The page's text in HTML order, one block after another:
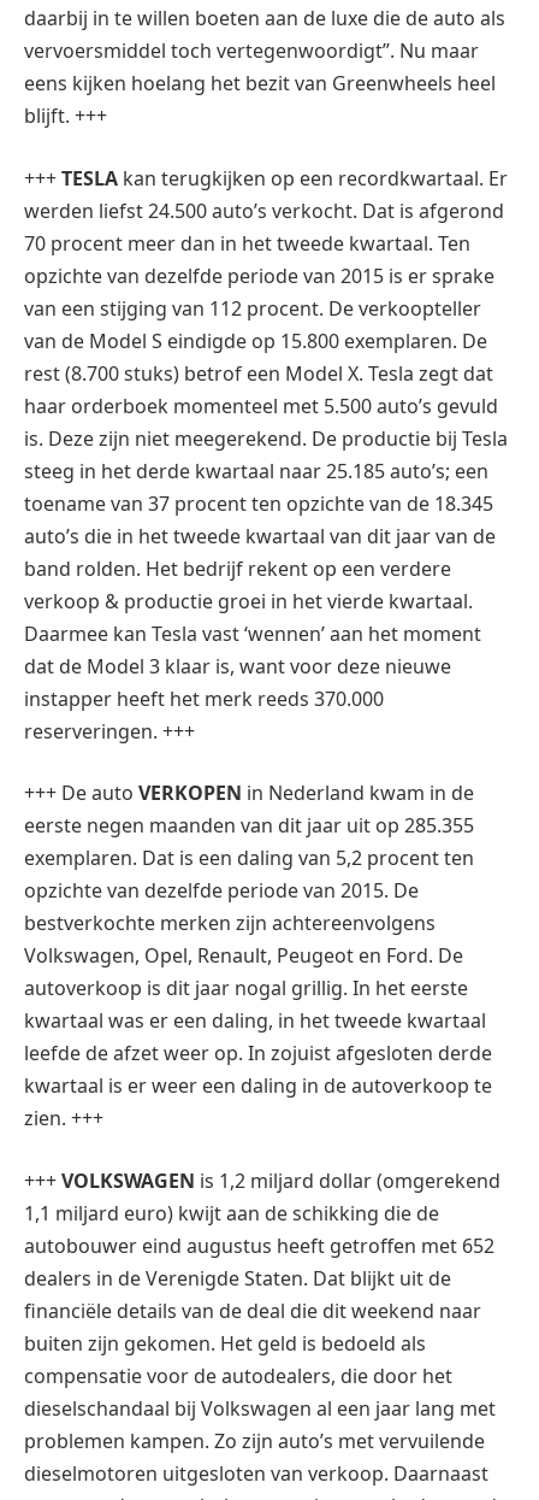
daarbij in te willen boeten aan de luxe die de auto als
vervoersmiddel toch vertegenwoordigt”. Nu maar
eens kijken hoelang het bezit van Greenwheels heel
blijft. +++
+++TESLA kan terugkijken op een recordkwartaal. Er
werden liefst 24.500 auto’s verkocht. Dat is afgerond
70 procent meer dan in het tweede kwartaal. Ten
opzichte van dezelfde periode van 2015 is er sprake
van een stijging van 112 procent. De verkoopteller
van de Model S eindigde op 15.800 exemplaren. De
rest (8.700 stuks) betrof een Model X. Tesla zegt dat
haar orderboek momenteel met 5.500 auto’s gevuld
is. Deze zijn niet meegerekend. De productie bij Tesla
steeg in het derde kwartaal naar 25.185 auto’s; een
toename van 37 procent ten opzichte van de 18.345
auto’s die in het tweede kwartaal van dit jaar van de
band rolden. Het bedrijf rekent op een verdere
verkoop & productie groei in het vierde kwartaal.
Daarmee kan Tesla vast ‘wennen’ aan het moment
dat de Model 3 klaar is, want voor deze nieuwe
instapper heeft het merk reeds 370.000
reserveringen. +++
+++ De auto VERKOPEN in Nederland kwam in de
eerste negen maanden van dit jaar uit op 285.355
exemplaren. Dat is een daling van 5,2 procent ten
opzichte van dezelfde periode van 2015. De
bestverkochte merken zijn achtereenvolgens
Volkswagen, Opel, Renault, Peugeot en Ford. De
autoverkoop is dit jaar nogal grillig. In het eerste
kwartaal was er een daling, in het tweede kwartaal
leefde de afzet weer op. In zojuist afgesloten derde
kwartaal is er weer een daling in de autoverkoop te
zien. +++
+++VOLKSWAGEN is 1,2 miljard dollar (omgerekend
1,1 miljard euro) kwijt aan de schikking die de
autobouwer eind augustus heeft getroffen met 652
dealers in de Verenigde Staten. Dat blijkt uit de
financiële details van de deal die dit weekend naar
buiten zijn gekomen. Het geld is bedoeld als
compensatie voor de autodealers, die door het
dieselschandaal bij Volkswagen al een jaar lang met
problemen kampen. Zo zijn auto’s met vervuilende
dieselmotoren uitgesloten van verkoop. Daarnaast